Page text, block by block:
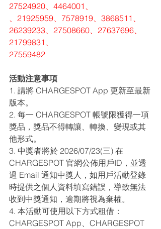
27524920、4464001、
、21925959、7578919、3868511、
26239233、27508660、27637696、
21799831、
27559482
活動注意事項
1. 請將 CHARGESPOT App 更新至最新
版本。
2. 每一 CHARGESPOT 帳號限獲得一項
獎品，獎品不得轉讓、轉換、變現或其
他形式。
3. 中獎者將於 2026/07/23(三) 在
CHARGESPOT 官網公佈用戶ID，並透
過 Email 通知中獎人，如用戶活動登錄
時提供之個人資料填寫錯誤，導致無法
收到中獎通知，逾期將視為棄權。
4. 本活動可使用以下方式租借：
CHARGESPOT App、CHARGESPOT